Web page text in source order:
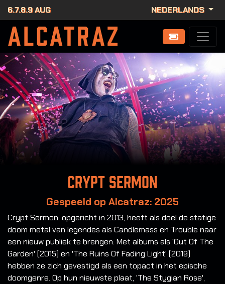
6.7.8.9 AUG NEDERLANDS
Crypt Sermon
Gespeeld op Alcatraz: 2025
Crypt Sermon, opgericht in 2013, heeft als doel de statige
doom metal van legendes als Candlemass en Trouble naar
een nieuw publiek te brengen. Met albums als 'Out Of The
Garden' (2015) en 'The Ruins Of Fading Light' (2019)
hebben ze zich gevestigd als een topact in het epische
doomgenre. Op hun nieuwste plaat, 'The Stygian Rose',